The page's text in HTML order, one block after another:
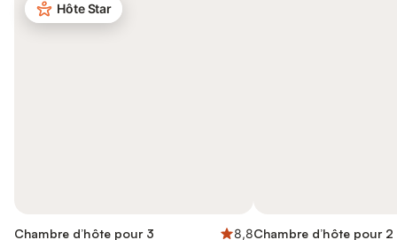
Hôte Star
Chambre d’hôte pour 3
8,8Chambre d’hôte pour 2